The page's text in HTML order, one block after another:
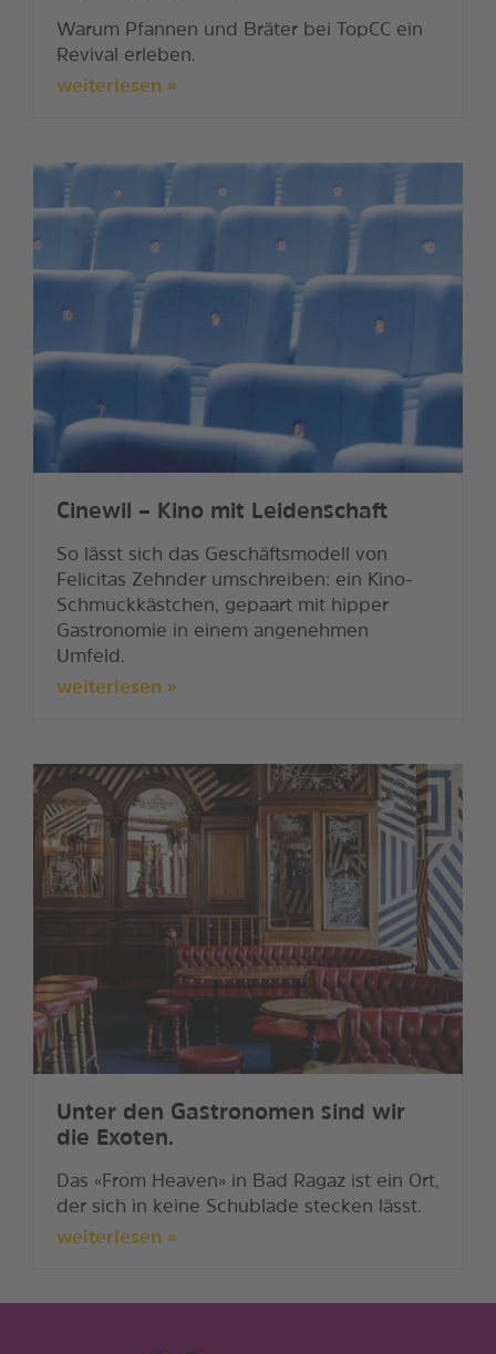
Warum Pfannen und Bräter bei TopCC ein
Revival erleben.
weiterlesen »
Cinewil – Kino mit Leidenschaft
So lässt sich das Geschäftsmodell von
Felicitas Zehnder umschreiben: ein Kino-
Schmuckkästchen, gepaart mit hipper
Gastronomie in einem angenehmen
Umfeld.
weiterlesen »
Unter den Gastronomen sind wir
die Exoten.
Das «From Heaven» in Bad Ragaz ist ein Ort,
der sich in keine Schublade stecken lässt.
weiterlesen »